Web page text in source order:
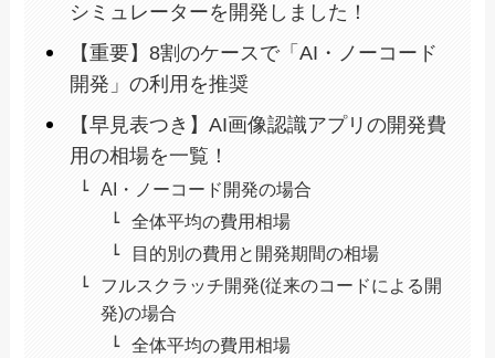
シミュレーターを開発しました！
【重要】8割のケースで「AI・ノーコード
開発」の利用を推奨
【早見表つき】AI画像認識アプリの開発費
用の相場を一覧！
AI・ノーコード開発の場合
全体平均の費用相場
目的別の費用と開発期間の相場
フルスクラッチ開発(従来のコードによる開
発)の場合
全体平均の費用相場